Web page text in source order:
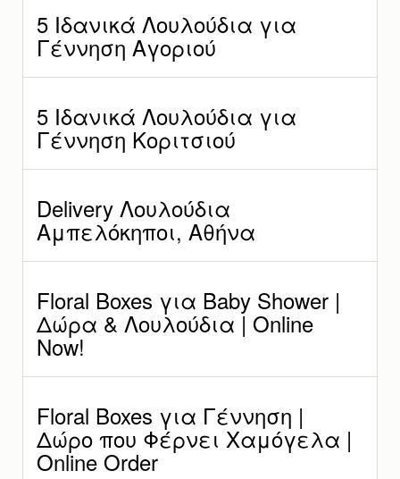
5 Ιδανικά Λουλούδια για
Γέννηση Αγοριού
5 Ιδανικά Λουλούδια για
Γέννηση Κοριτσιού
Delivery Λουλούδια
Αμπελόκηποι, Αθήνα
Floral Boxes για Baby Shower |
Δώρα & Λουλούδια | Online
Now!
Floral Boxes για Γέννηση |
Δώρο που Φέρνει Χαμόγελα |
Online Order